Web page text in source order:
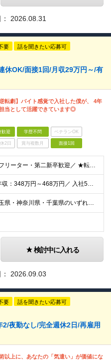
2026.08.31
要 話を聞きたい応募可
休OK/面接1回/月収29万円～/有
逆転劇】バイト感覚で入社した僕が、 4年
当として活躍できています◎
歓迎 学歴不問 ベテランOK
2日 賞与複数月 面接1回
＼未経験者・フリーター・第二新卒歓迎／ ★転職回数4回の社員も現在は中心メンバーとして活躍中 ◆正社員デビューOK！ ◆学歴・経験一切不問 ▼----面接担当者より----▼ 「過去は変えられない
＼1年目想定年収：348万円～468万円／ 入社5年目で月給60.8万円も実現可能！ 月給：25万円～35万円＋交通費全額支給＋資格手当＋賞与など ※経験・スキルを考慮の上、決定します ※残業代は
◆東京都・埼玉県・神奈川県・千葉県のいずれかの携帯ショップやイベント会場に配属 ◆「家から近い場所で働きたい！」という社員の要望に応えてプロジェクトを獲得した実例あり ■本社 東京都豊島区南池袋2-
検討中に入れる
2026.09.03
要 話を聞きたい応募可
夜勤なし/完全週休2日/再雇用
以上に、あなたの「気遣い」が価値にな